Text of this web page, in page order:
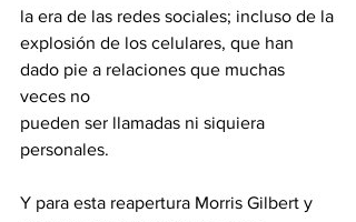
la era de las redes sociales; incluso de la
explosión de los celulares, que han
dado pie a relaciones que muchas
veces no
pueden ser llamadas ni siquiera
personales.
Y para esta reapertura Morris Gilbert y